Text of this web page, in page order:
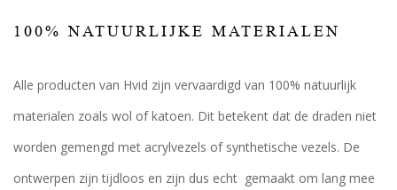
100% NATUURLIJKE MATERIALEN
Alle producten van Hvid zijn vervaardigd van 100% natuurlijk
materialen zoals wol of katoen. Dit betekent dat de draden niet
worden gemengd met acrylvezels of synthetische vezels. De
ontwerpen zijn tijdloos en zijn dus echt gemaakt om lang mee